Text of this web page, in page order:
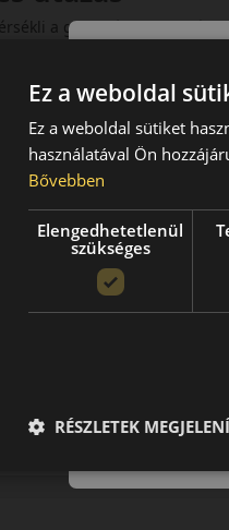
a gördülési zajokat, így
abroncs, amely ideális
Dunlop csoport
sportosan vezető
a gumigyártás szolgálatába
a sport-szedánok és
filozófiájának
jól követi az
jelentkező tapadási
a fejlesztések
Ez a weboldal
Ez a weboldal sütiket
használatával Ön
Bővebben
Elengedhetetlenül
szükséges
RÉSZLETEK